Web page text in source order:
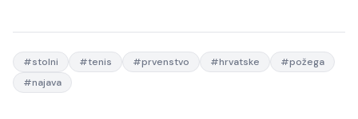
#stolni #tenis #prvenstvo #hrvatske #požega
#najava